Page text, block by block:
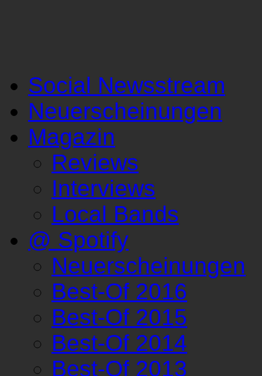
Social Newsstream
Neuerscheinungen
Magazin
Reviews
Interviews
Local Bands
@ Spotify
Neuerscheinungen
Best-Of 2016
Best-Of 2015
Best-Of 2014
Best-Of 2013